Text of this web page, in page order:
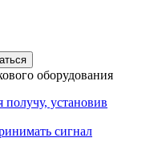
оборудования
получу, установив
сигнал